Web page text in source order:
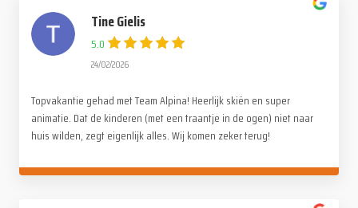
Tine Gielis
5.0
24/02/2026
Topvakantie gehad met Team Alpina! Heerlijk skiën en super
animatie. Dat de kinderen (met een traantje in de ogen) niet naar
huis wilden, zegt eigenlijk alles. Wij komen zeker terug!